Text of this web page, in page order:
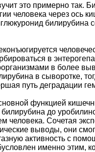
это примерно так.
человека через ось
билирубина
в
в более
в сыворотке,
путь деградации
функцией
до
человека. Сочетая
выводы, они
активность с
именно этим,